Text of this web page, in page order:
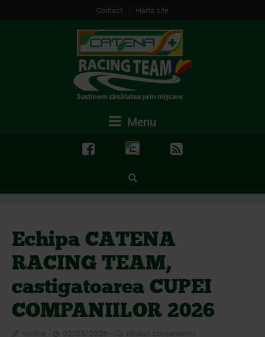
Contact Harta site
Menu
Echipa CATENA
RACING TEAM,
castigatoarea CUPEI
COMPANIILOR 2026